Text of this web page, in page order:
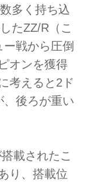
多く持ち込
たZZ/R（こ
戦から圧倒
オンを獲得
考えると2ド
、後ろが重い
載されたこ
り、搭載位